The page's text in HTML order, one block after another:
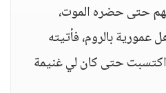
حتى حضره الموت،
بالروم، فأتيته
حتى كان لي غنيمة